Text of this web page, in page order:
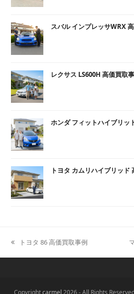
スバル インプレッサWRX
レクサス LS600H 高価買取
ホンダ フィットハイブリッ
トヨタ カムリハイブリッド
previous
post:
トヨタ 86 高価買取事例
Copyrightcarmel 2026 - All Rights